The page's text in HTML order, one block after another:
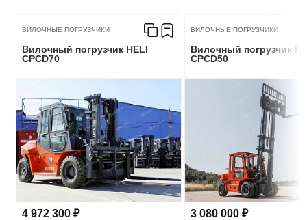
ЭКСПЛУАТАЦИОННЫЕ ПАРАМЕТРЫ
ШИНЫ
Шины (передние/задние) 9.00-20-14PR/9.00-20-14PR
ВИЛОЧНЫЕ ПОГРУЗЧИКИ
Вилочный погрузчик HELI
CPCD70
4 972 300 ₽
ВИЛОЧНЫЕ ПОГРУЗЧИКИ
Вилочный погрузчик
CPCD50
3 080 000 ₽